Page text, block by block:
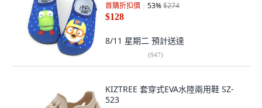
首購折扣價 53%$274
$128
8/11 星期二 預計送達
(947)
KIZTREE 套穿式EVA水陸兩用鞋 SZ-
523